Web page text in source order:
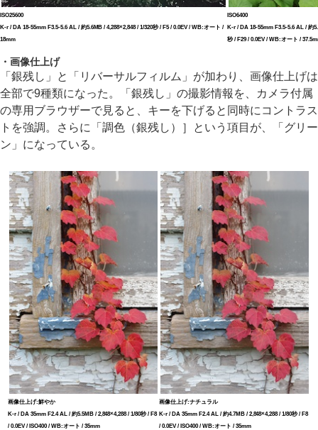
ISO25600
K-r / DA 18-55mm F3.5-5.6 AL / 約5.6MB / 4,288×2,848 / 1/320秒 / F5 / 0.0EV / WB:オート /
18mm
ISO6400
K-r / DA 18-55mm F3.5-5.6 AL / 約
秒 / F29 / 0.0EV / WB:オート /
・画像仕上げ
「銀残し」と「リバーサルフィルム」が加わり、画像仕上げは
全部で9種類になった。「銀残し」の撮影情報を、カメラ付属
の専用ブラウザーで見ると、キーを下げると同時にコントラス
トを強調。さらに「調色（銀残し）］という項目が、「グリー
ン」になっている。
画像仕上げ:鮮やか
K-r / DA 35mm F2.4 AL / 約5.5MB / 2,848×4,288 / 1/80秒 / F8
/ 0.0EV / ISO400 / WB:オート / 35mm
画像仕上げ:ナチュラル
K-r / DA 35mm F2.4 AL / 約4.7MB / 2,848×4,288 / 1/80秒 / F8
/ 0.0EV / ISO400 / WB:オート / 35mm